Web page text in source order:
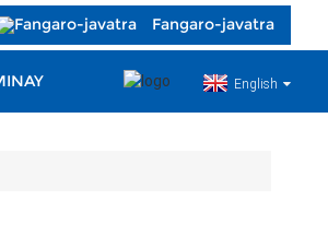
Fangaro-javatra
English